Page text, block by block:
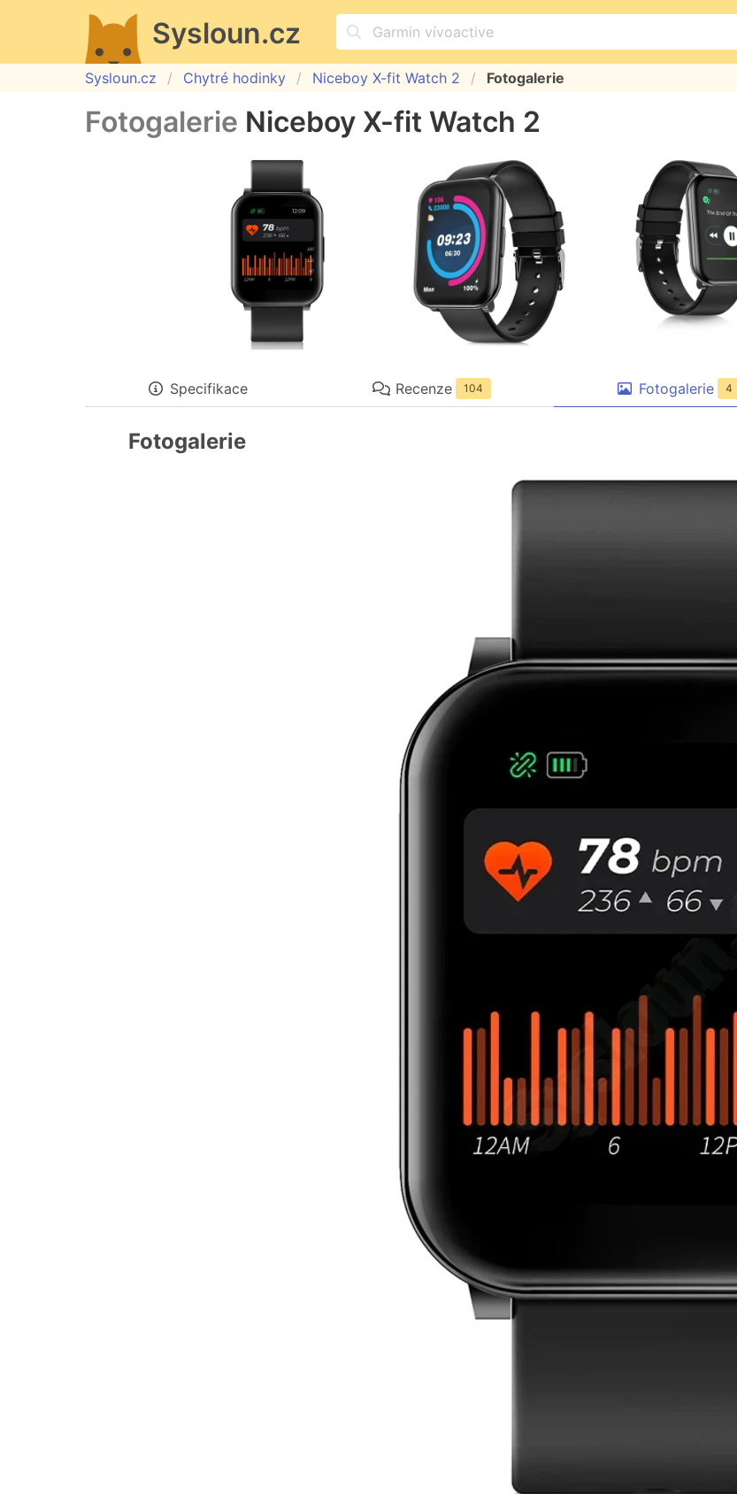
Sysloun.cz
Sysloun.cz Chytré hodinky Niceboy X-fit Watch 2 Fotogalerie
Fotogalerie Niceboy X-fit Watch 2
Specifikace Recenze 104 Fotogalerie 4
Fotogalerie